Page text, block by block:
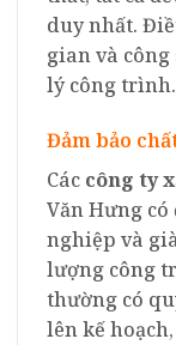
duy nhất.
gian và
lý công trình.
Đảm bảo
Các công ty
Văn Hưng
nghiệp và
lượng công
thường có
lên kế